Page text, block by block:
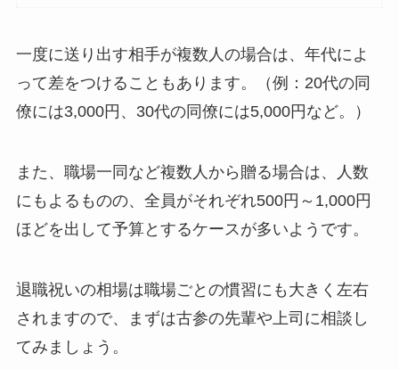
一度に送り出す相手が複数人の場合は、年代によ
って差をつけることもあります。（例：20代の同
僚には3,000円、30代の同僚には5,000円など。）
また、職場一同など複数人から贈る場合は、人数
にもよるものの、全員がそれぞれ500円～1,000円
ほどを出して予算とするケースが多いようです。
退職祝いの相場は職場ごとの慣習にも大きく左右
されますので、まずは古参の先輩や上司に相談し
てみましょう。